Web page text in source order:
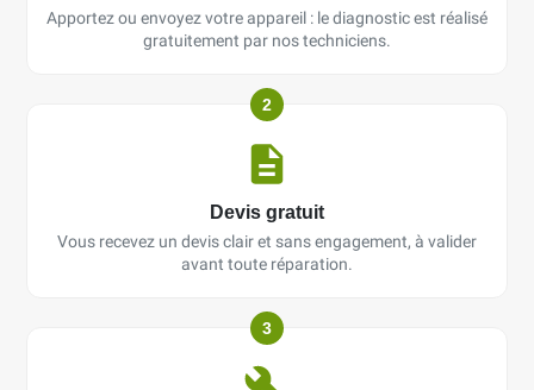
Apportez ou envoyez votre appareil : le diagnostic est réalisé
gratuitement par nos techniciens.
2
Devis gratuit
Vous recevez un devis clair et sans engagement, à valider
avant toute réparation.
3